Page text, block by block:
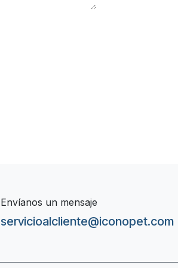
Envíanos un mensaje
servicioalcliente@iconopet.com